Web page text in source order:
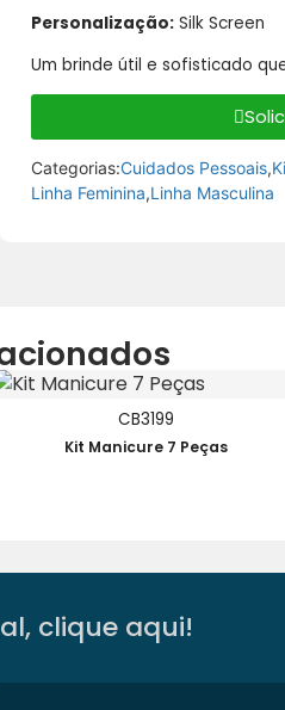
Personalização: Silk Screen
Um brinde útil e sofisticado
Categorias:Cuidados Pessoais,
Linha Feminina,Linha Masculina
CB3199
Kit Manicure 7 Peças
clique aqui!